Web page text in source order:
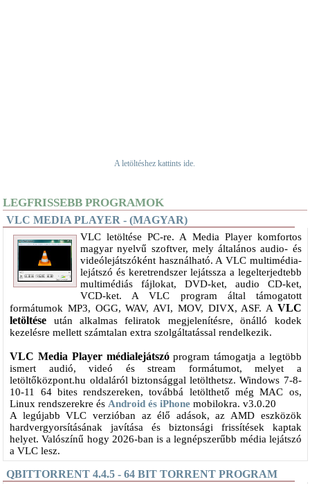
A letöltéshez kattints ide.
LEGFRISSEBB PROGRAMOK
VLC MEDIA PLAYER - (MAGYAR)
VLC letöltése PC-re. A Media Player komfortos
magyar nyelvű szoftver, mely általános audio- és
videólejátszóként használható. A VLC multimédia-
lejátszó és keretrendszer lejátssza a legelterjedtebb
multimédiás fájlokat, DVD-ket, audio CD-ket,
VCD-ket. A VLC program által támogatott
formátumok MP3, OGG, WAV, AVI, MOV, DIVX, ASF. A VLC
letöltése után alkalmas feliratok megjelenítésre, önálló kodek
kezelésre mellett számtalan extra szolgáltatással rendelkezik.
VLC Media Player médialejátszóprogram támogatja a legtöbb
ismert audió, videó és stream formátumot, melyet a
letöltőközpont.hu oldaláról biztonsággal letölthetsz. Windows 7-8-
10-11 64 bites rendszereken, továbbá letölthető még MAC os,
Linux rendszerekre és Android és iPhone mobilokra. v3.0.20
A legújabb VLC verzióban az élő adások, az AMD eszközök
hardvergyorsításának javítása és biztonsági frissítések kaptak
helyet. Valószínű hogy 2026-ban is a legnépszerűbb média lejátszó
a VLC lesz.
QBITTORRENT 4.4.5 - 64 BIT TORRENT PROGRAM